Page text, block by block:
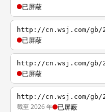
已屏蔽
http://cn.wsj.com/gb/
已屏蔽
http://cn.wsj.com/gb/
已屏蔽
http://cn.wsj.com/gb/
截至 2026 年 已屏蔽